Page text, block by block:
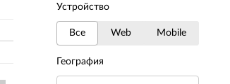
Устройство
Все Web Mobile
География